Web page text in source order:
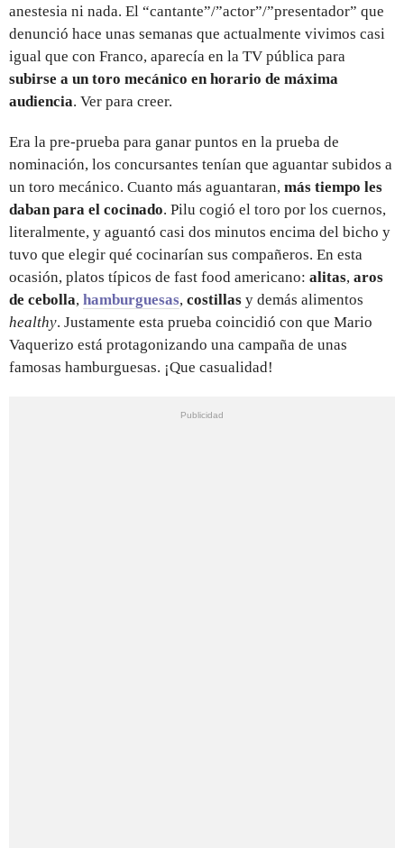
anestesia ni nada. El “cantante”/”actor”/”presentador” que
denunció hace unas semanas que actualmente vivimos casi
igual que con Franco, aparecía en la TV pública para
subirse a un toro mecánico en horario de máxima
audiencia. Ver para creer.
Era la pre-prueba para ganar puntos en la prueba de
nominación, los concursantes tenían que aguantar subidos a
un toro mecánico. Cuanto más aguantaran, más tiempo les
daban para el cocinado. Pilu cogió el toro por los cuernos,
literalmente, y aguantó casi dos minutos encima del bicho y
tuvo que elegir qué cocinarían sus compañeros. En esta
ocasión, platos típicos de fast food americano: alitas, aros
de cebolla, hamburguesas, costillas y demás alimentos
healthy. Justamente esta prueba coincidió con que Mario
Vaquerizo está protagonizando una campaña de unas
famosas hamburguesas. ¡Que casualidad!